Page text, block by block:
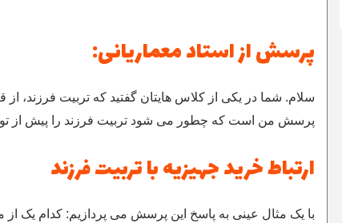
پرسش از استاد معماریانی:
سلام. شما در یکی از کلاس هایتان گفتید که تربیت فرزند، از
پرسش من است که چطور می شود تربیت فرزند را پیش از
ارتباط خرید جهیزیه با تربیت فرزند
با یک مثال عینی به پاسخ این پرسش می پردازیم: کدام یک از